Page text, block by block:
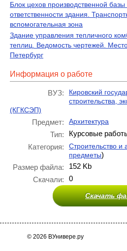
Блок цехов производственной базы
ответственности здания.
вспомогательная зона
Здание управления тепличного
теплиц. Ведомость чертежей. Место
Петербург
Информация о работе
ВУЗ:
Кировский
строительства,
(КГКСЭП)
Предмет: Архитектура
Тип:
Курсовые
Категория:
Строительство и
предметы)
Размер файла:
152 Kb
Скачали:
0
Скачать
© 2026 ВУнивере.ру